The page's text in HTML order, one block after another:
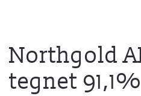
Northgold
tegnet 91,1%